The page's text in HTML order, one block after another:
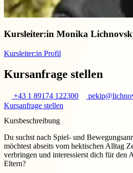
Kursleiter:in Monika
Kursleiter:in Profil
Kursanfrage stellen
+43 1 89174 122300
Kursanfrage stellen
Kursbeschreibung
Du suchst nach Spiel- und
möchtest abseits vom hektischen Alltag
verbringen und interessierst dich für den
Eltern?